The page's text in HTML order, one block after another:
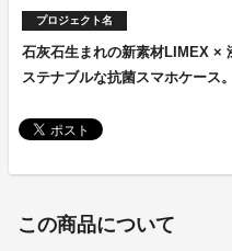
プロジェクト名
石灰石生まれの新素材LIMEX ×
ステナブルな抗菌スマホケース。
この商品について